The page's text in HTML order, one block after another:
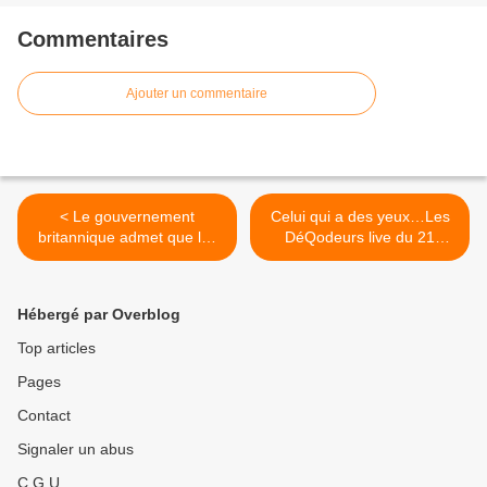
Commentaires
Ajouter un commentaire
< Le gouvernement
britannique admet que les
#vaccins ont endommagé le
ayant reçu un double
Celui qui a des yeux…Les
DéQodeurs live du 21
décembre 2021 >
Hébergé par Overblog
Top articles
Pages
Contact
Signaler un abus
C.G.U.